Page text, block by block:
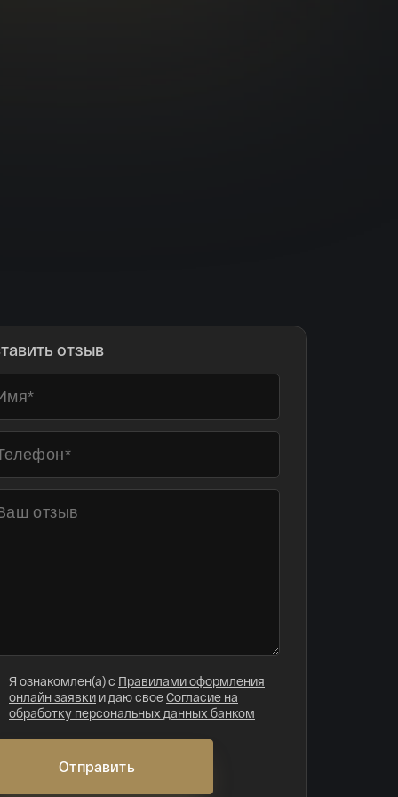
отзыв
Я ознакомлен(а) с Правилами оформления
онлайн заявки и даю своеСогласие на
обработку персональных данных банком
Отправить